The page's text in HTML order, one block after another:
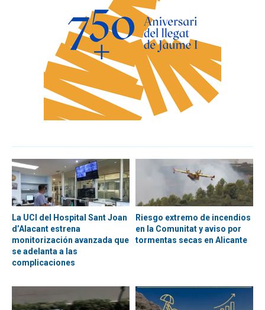
La UCI del Hospital Sant Joan
d’Alacant estrena
monitorización avanzada que
se adelanta a las
complicaciones
Riesgo extremo de incendios
en la Comunitat y aviso por
tormentas secas en Alicante